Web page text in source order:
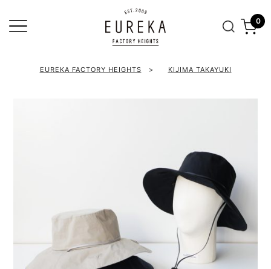
0
EUREKA FACTORY HEIGHTS > KIJIMA TAKAYUKI